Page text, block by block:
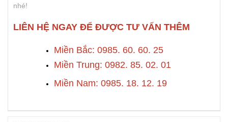
nhé!
LIÊN HỆ NGAY ĐỂ ĐƯỢC TƯ VẤN THÊM
Miền Bắc: 0985. 60. 60. 25
Miền Trung: 0982. 85. 02. 01
Miền Nam: 0985. 18. 12. 19